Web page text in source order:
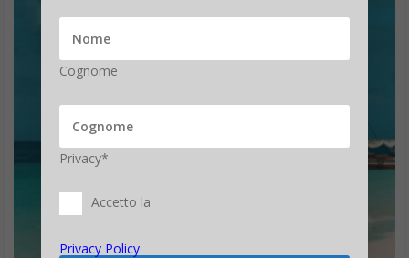
Cognome
Privacy*
Accetto la
Privacy Policy